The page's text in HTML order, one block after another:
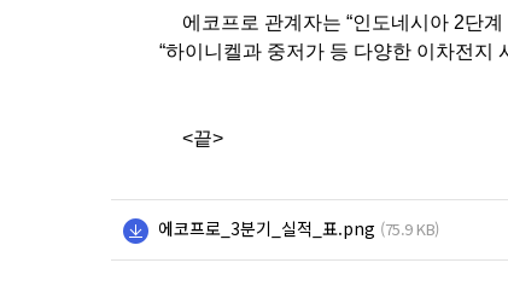
에코프로 관계자는 “인도네시아 2단계
“하이니켈과 중저가 등 다양한 이차전지
<끝>
에코프로_3분기_실적_표.png (75.9 KB)